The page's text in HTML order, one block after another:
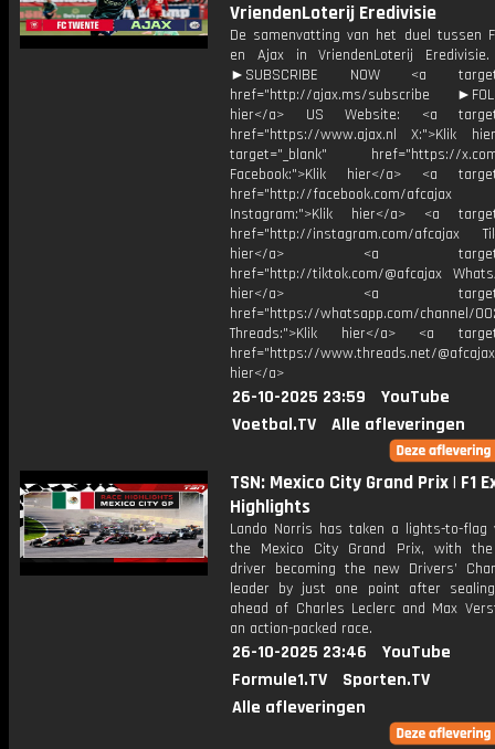
VriendenLoterij Eredivisie
De samenvatting van het duel tussen
en Ajax in VriendenLoterij
►SUBSCRIBE NOW <a
href="http://ajax.ms/subscribe
hier</a> US Website: <a
href="https://www.ajax.nl X:">Klik
target="_blank" href="https://x.com/
Facebook:">Klik hier</a> <a
href="http://facebook.com/afcajax
Instagram:">Klik hier</a> <a
href="http://instagram.com/afcajax
hier</a> <a
href="http://tiktok.com/@afcajax
hier</a> <a
href="https://whatsapp.com/channel/
Threads:">Klik hier</a> <a
href="https://www.threads.net/
hier</a>
26-10-2025 23:59
YouTube
Voetbal.TV
Alle afleveringen
TSN: Mexico City Grand Prix | F1
Highlights
Lando Norris has taken a lights-to-flag
the Mexico City Grand Prix, with the
driver becoming the new Drivers’
leader by just one point after
ahead of Charles Leclerc and Max
an action-packed race.
26-10-2025 23:46
YouTube
Formule1.TV
Sporten.TV
Alle afleveringen